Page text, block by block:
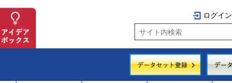
ログイン